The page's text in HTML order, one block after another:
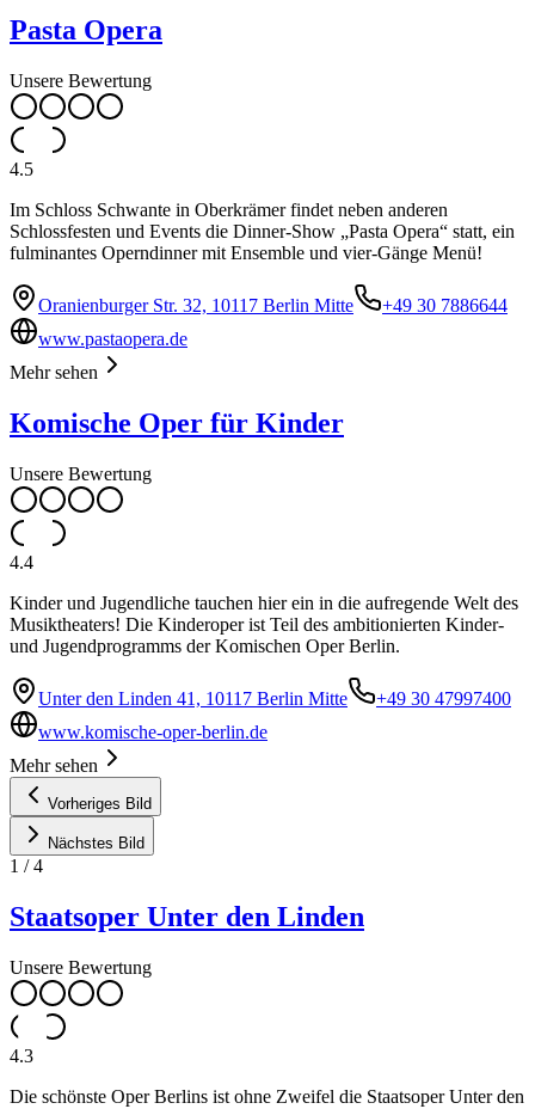
Pasta Opera
Unsere Bewertung
4.5
Im Schloss Schwante in Oberkrämer findet neben anderen
Schlossfesten und Events die Dinner-Show „Pasta Opera“ statt, ein
fulminantes Operndinner mit Ensemble und vier-Gänge Menü!
Oranienburger Str. 32, 10117 Berlin Mitte
+49 30 7886644
www.pastaopera.de
Mehr sehen
Komische Oper für Kinder
Unsere Bewertung
4.4
Kinder und Jugendliche tauchen hier ein in die aufregende Welt des
Musiktheaters! Die Kinderoper ist Teil des ambitionierten Kinder-
und Jugendprogramms der Komischen Oper Berlin.
Unter den Linden 41, 10117 Berlin Mitte
+49 30 47997400
www.komische-oper-berlin.de
Mehr sehen
Vorheriges Bild
Nächstes Bild
1 /4
Staatsoper Unter den Linden
Unsere Bewertung
4.3
Die schönste Oper Berlins ist ohne Zweifel die Staatsoper Unter den